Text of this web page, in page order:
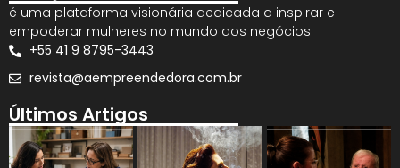
é uma plataforma visionária dedicada a inspirar e
empoderar mulheres no mundo dos negócios.
+55 41 9 8795-3443
revista@aempreendedora.com.br
Últimos Artigos